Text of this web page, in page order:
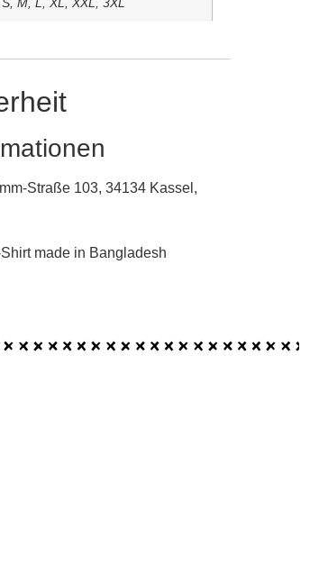
Straße 103, 34134 Kassel,
made in Bangladesh